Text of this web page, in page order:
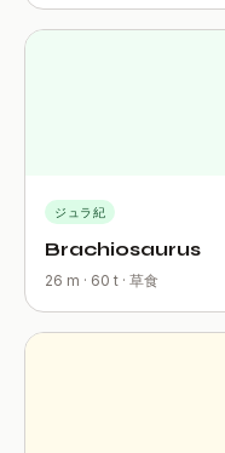
ジュラ紀
Brachiosaurus
26 m · 60 t · 草食